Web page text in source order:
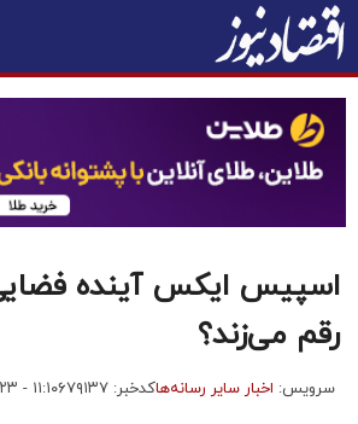
اسپیس ایکس آینده
رقم می‌زند؟
سرویس: اخبار سایر رسانه‌هاکدخبر: ۶۷۹۱۳۷ ۱۴۰۳/